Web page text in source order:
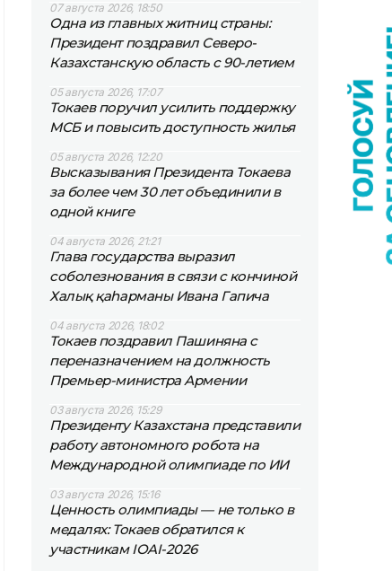
07 августа 2026, 18:50
Одна из главных житниц страны:
Президент поздравил Северо-
Казахстанскую область с 90-летием
05 августа 2026, 17:07
Токаев поручил усилить поддержку
МСБ и повысить доступность жилья
05 августа 2026, 12:20
Высказывания Президента Токаева
за более чем 30 лет объединили в
одной книге
04 августа 2026, 21:21
Глава государства выразил
соболезнования в связи с кончиной
Халық қаһарманы Ивана Гапича
04 августа 2026, 18:02
Токаев поздравил Пашиняна с
переназначением на должность
Премьер-министра Армении
03 августа 2026, 15:29
Президенту Казахстана представили
работу автономного робота на
Международной олимпиаде по ИИ
03 августа 2026, 15:16
Ценность олимпиады — не только в
медалях: Токаев обратился к
участникам IOAI-2026